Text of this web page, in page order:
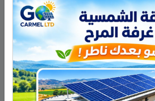
أو الزوجة مجرد سلعة نتخلص منها بعد
أحدث التعليقات
علىهل أصبح الزوج أو الزوجة مجرد سلعة
استعمالها؟
هل أصبح الزوج أو الزوجة مجرد سلعة